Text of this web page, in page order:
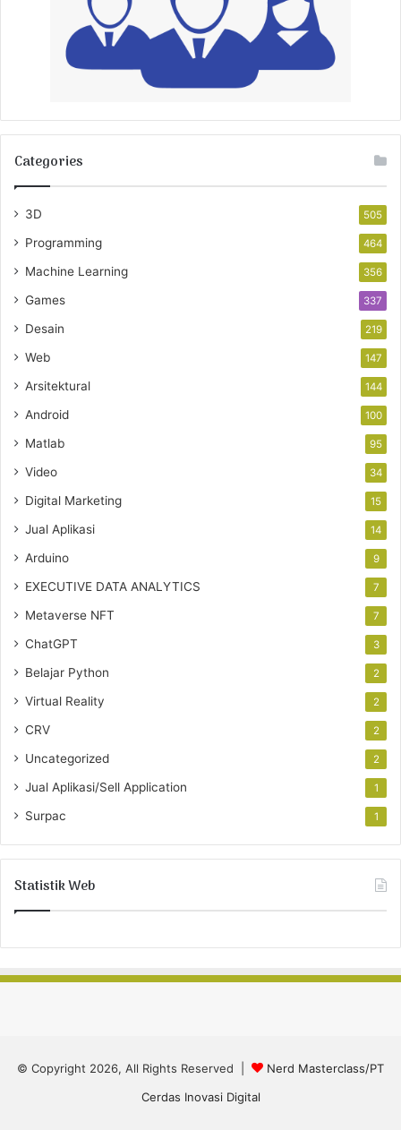
Categories
3D 505
Programming 464
Machine Learning 356
Games 337
Desain 219
Web 147
Arsitektural 144
Android 100
Matlab 95
Video 34
Digital Marketing 15
Jual Aplikasi 14
Arduino 9
EXECUTIVE DATA ANALYTICS 7
Metaverse NFT 7
ChatGPT 3
Belajar Python 2
Virtual Reality 2
CRV 2
Uncategorized 2
Jual Aplikasi/Sell Application 1
Surpac 1
Statistik Web
© Copyright 2026, All Rights Reserved |
Nerd Masterclass/PT
Cerdas Inovasi Digital